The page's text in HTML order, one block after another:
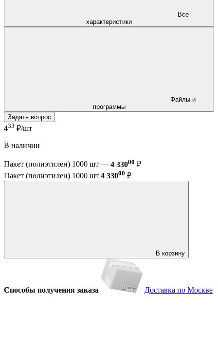
характеристики
программы
Задать вопрос
433 ₽/шт
В наличии
Пакет (полиэтилен) 1000 шт — 4 33000 ₽
Пакет (полиэтилен) 1000 шт 4 33000 ₽
В корзину
Способы получения заказа Доставка по Москве